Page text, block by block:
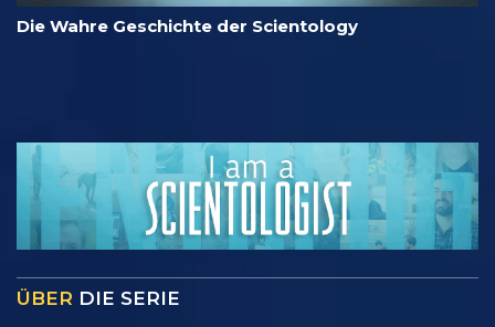
Die Wahre Geschichte der Scientology
ÜBER DIE SERIE